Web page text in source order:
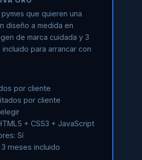
que quieren una
diseño a medida en
de marca cuidada y 3
para arrancar con
por cliente
por cliente
+ CSS3 + JavaScript
Sí
meses incluido